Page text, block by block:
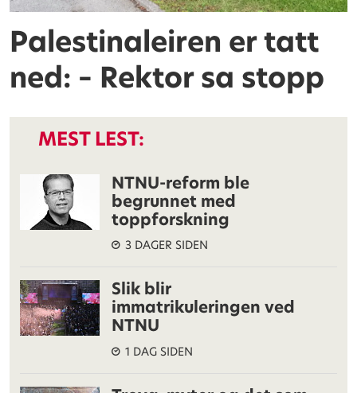
Palestinaleiren er tatt
ned: – Rektor sa stopp
MEST LEST:
NTNU-reform ble
begrunnet med
toppforskning
3 DAGER SIDEN
Slik blir
immatrikuleringen ved
NTNU
1 DAG SIDEN